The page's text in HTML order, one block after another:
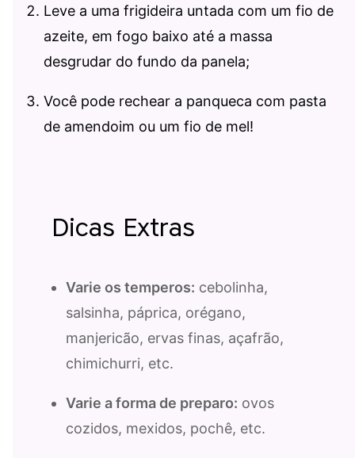
Leve a uma frigideira untada com um fio de
azeite, em fogo baixo até a massa
desgrudar do fundo da panela;
Você pode rechear a panqueca com pasta
de amendoim ou um fio de mel!
Dicas Extras
Varie os temperos: cebolinha,
salsinha, páprica, orégano,
manjericão, ervas finas, açafrão,
chimichurri, etc.
Varie a forma de preparo: ovos
cozidos, mexidos, pochê, etc.